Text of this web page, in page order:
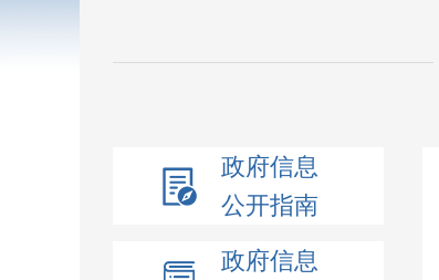
政府信息
公开指南
政府信息